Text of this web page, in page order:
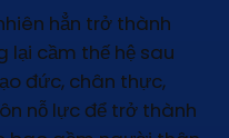
hẳn trở thành
cầm thế hệ sau
đức, chân thực,
nỗ lực để trở thành